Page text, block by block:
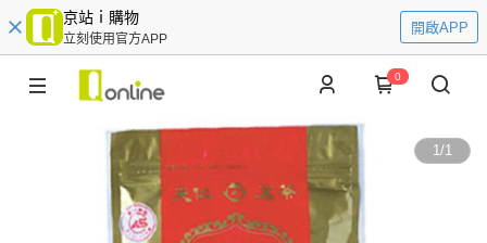
京站ｉ購物
立刻使用官方APP
開啟APP
0
1/1